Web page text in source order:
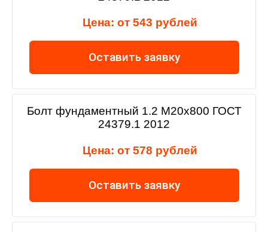
Цена: от 543 рублей
Оставить заявку
Болт фундаментный 1.2 М20х800 ГОСТ
24379.1 2012
Цена: от 578 рублей
Оставить заявку